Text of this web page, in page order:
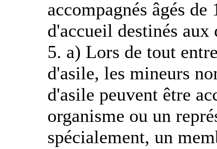
accompagnés âgés
d'accueil destinés aux
5. a) Lors de tout
d'asile, les mineurs
d'asile peuvent être
organisme ou un
spécialement, un